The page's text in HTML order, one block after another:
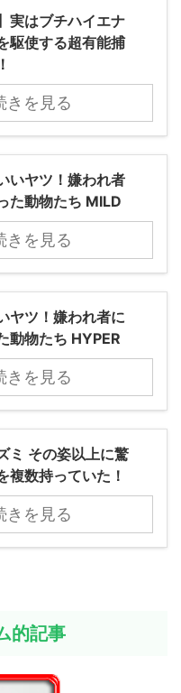
実はブチハイエナ
駆使する超有能捕
きを見る
いヤツ！嫌われ者
た動物たち MILD
きを見る
ヤツ！嫌われ者に
動物たち HYPER
きを見る
ミ その姿以上に驚
複数持っていた！
きを見る
的記事